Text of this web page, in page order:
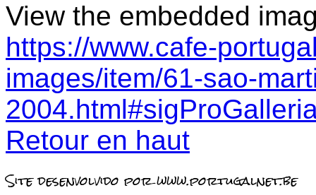
View the embedded
https://www.cafe-
images/item/61-sao-
Retour en haut
Site desenvolvido por www.portugalnet.be